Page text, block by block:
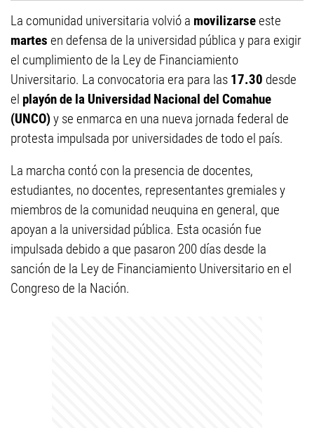
La comunidad universitaria volvió a movilizarseeste
martes en defensa de la universidad pública y para exigir
el cumplimiento de la Ley de Financiamiento
Universitario. La convocatoria era para las 17.30 desde
el playón de la Universidad Nacional del Comahue
(UNCO)y se enmarca en una nueva jornada federal de
protesta impulsada por universidades de todo el país.
La marcha contó con la presencia de docentes,
estudiantes, no docentes, representantes gremiales y
miembros de la comunidad neuquina en general, que
apoyan a la universidad pública. Esta ocasión fue
impulsada debido a que pasaron 200 días desde la
sanción de la Ley de Financiamiento Universitario en el
Congreso de la Nación.